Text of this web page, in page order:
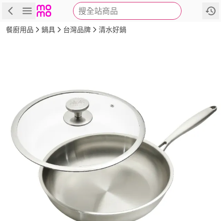
搜全站商品
商品 評價 詳情
餐廚用品 鍋具 台灣品牌 清水好鍋